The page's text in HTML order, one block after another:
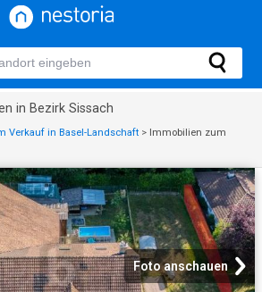
in Bezirk Sissach
Verkauf in Basel-Landschaft > Immobilien zum
Foto anschauen